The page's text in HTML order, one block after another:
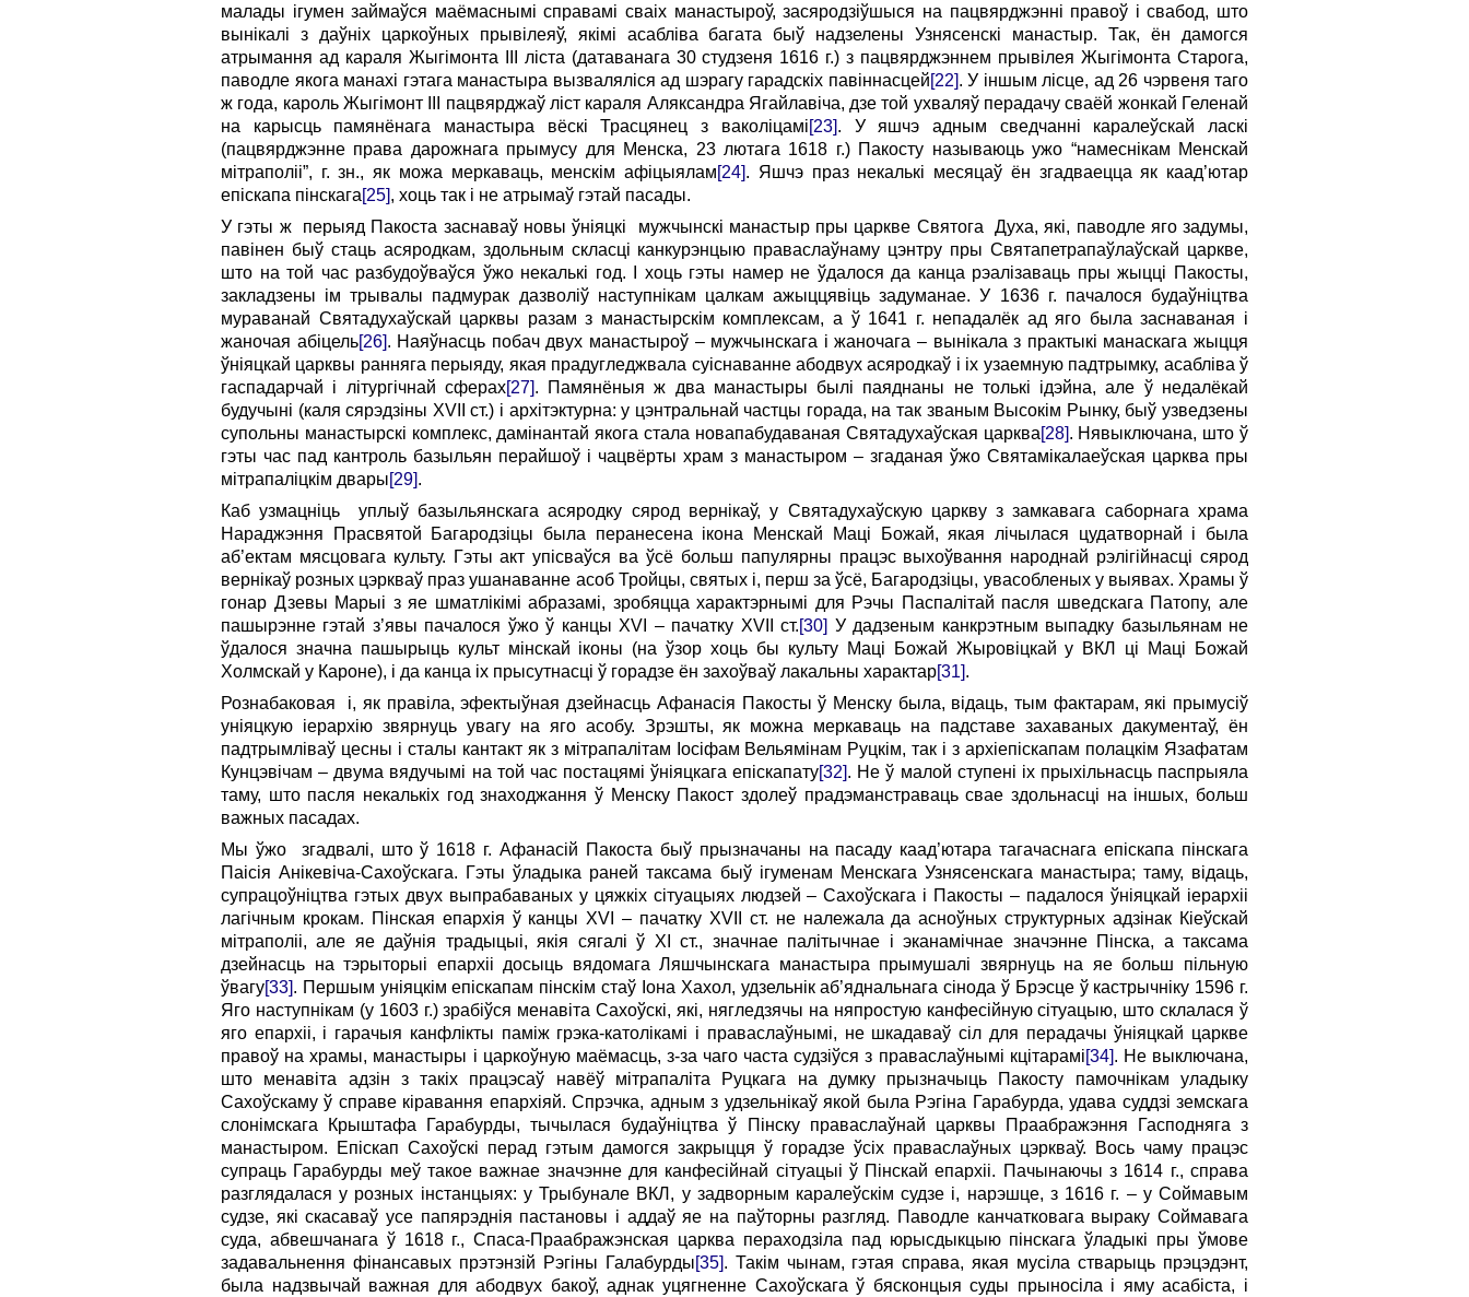
малады ігумен займаўся маёмаснымі справамі сваіх манастыроў, засяродзіўшыся на пацвярджэнні правоў і свабод, што
вынікалі з даўніх царкоўных прывілеяў, якімі асабліва багата быў надзелены Узнясенскі манастыр. Так, ён дамогся
атрымання ад караля Жыгімонта III ліста (датаванага 30 студзеня 1616 г.) з пацвярджэннем прывілея Жыгімонта Старога,
паводле якога манахі гэтага манастыра вызваляліся ад шэрагу гарадскіх павіннасцей[22]. У іншым лісце, ад 26 чэрвеня таго
ж года, кароль Жыгімонт III пацвярджаў ліст караля Аляксандра Ягайлавіча, дзе той ухваляў перадачу сваёй жонкай Геленай
на карысць памянёнага манастыра вёскі Трасцянец з ваколіцамі[23]. У яшчэ адным сведчанні каралеўскай ласкі
(пацвярджэнне права дарожнага прымусу для Менска, 23 лютага 1618 г.) Пакосту называюць ужо “намеснікам Менскай
мітраполіі”, г. зн., як можа меркаваць, менскім афіцыялам[24]. Яшчэ праз некалькі месяцаў ён згадваецца як каад’ютар
епіскапа пінскага[25], хоць так і не атрымаў гэтай пасады.
У гэты ж перыяд Пакоста заснаваў новы ўніяцкі мужчынскі манастыр пры царкве Святога Духа, які, паводле яго задумы,
павінен быў стаць асяродкам, здольным скласці канкурэнцыю праваслаўнаму цэнтру пры Святапетрапаўлаўскай царкве,
што на той час разбудоўваўся ўжо некалькі год. І хоць гэты намер не ўдалося да канца рэалізаваць пры жыцці Пакосты,
закладзены ім трывалы падмурак дазволіў наступнікам цалкам ажыццявіць задуманае. У 1636 г. пачалося будаўніцтва
мураванай Святадухаўскай царквы разам з манастырскім комплексам, а ў 1641 г. непадалёк ад яго была заснаваная і
жаночая абіцель[26]. Наяўнасць побач двух манастыроў – мужчынскага і жаночага – вынікала з практыкі манаскага жыцця
ўніяцкай царквы ранняга перыяду, якая прадугледжвала суіснаванне абодвух асяродкаў і іх узаемную падтрымку, асабліва ў
гаспадарчай і літургічнай сферах[27]. Памянёныя ж два манастыры былі паяднаны не толькі ідэйна, але ў недалёкай
будучыні (каля сярэдзіны XVII ст.) і архітэктурна: у цэнтральнай частцы горада, на так званым Высокім Рынку, быў узведзены
супольны манастырскі комплекс, дамінантай якога стала новапабудаваная Святадухаўская царква[28]. Нявыключана, што ў
гэты час пад кантроль базыльян перайшоў і чацвёрты храм з манастыром – згаданая ўжо Святамікалаеўская царква пры
мітрапаліцкім двары[29].
Каб узмацніць уплыў базыльянскага асяродку сярод вернікаў, у Святадухаўскую царкву з замкавага саборнага храма
Нараджэння Прасвятой Багародзіцы была перанесена ікона Менскай Маці Божай, якая лічылася цудатворнай і была
аб’ектам мясцовага культу. Гэты акт упісваўся ва ўсё больш папулярны працэс выхоўвання народнай рэлігійнасці сярод
вернікаў розных цэркваў праз ушанаванне асоб Тройцы, святых і, перш за ўсё, Багародзіцы, увасобленых у выявах. Храмы ў
гонар Дзевы Марыі з яе шматлікімі абразамі, зробяцца характэрнымі для Рэчы Паспалітай пасля шведскага Патопу, але
пашырэнне гэтай з’явы пачалося ўжо ў канцы XVI – пачатку XVII ст.[30] У дадзеным канкрэтным выпадку базыльянам не
ўдалося значна пашырыць культ мінскай іконы (на ўзор хоць бы культу Маці Божай Жыровіцкай у ВКЛ ці Маці Божай
Холмскай у Кароне), і да канца іх прысутнасці ў горадзе ён захоўваў лакальны характар[31].
Рознабаковая і, як правіла, эфектыўная дзейнасць Афанасія Пакосты ў Менску была, відаць, тым фактарам, які прымусіў
уніяцкую іерархію звярнуць увагу на яго асобу. Зрэшты, як можна меркаваць на падставе захаваных дакументаў, ён
падтрымліваў цесны і сталы кантакт як з мітрапалітам Іосіфам Вельямінам Руцкім, так і з архіепіскапам полацкім Язафатам
Кунцэвічам – двума вядучымі на той час постацямі ўніяцкага епіскапату[32]. Не ў малой ступені іх прыхільнасць паспрыяла
таму, што пасля некалькіх год знаходжання ў Менску Пакост здолеў прадэманстраваць свае здольнасці на іншых, больш
важных пасадах.
Мы ўжо згадвалі, што ў 1618 г. Афанасій Пакоста быў прызначаны на пасаду каад’ютара тагачаснага епіскапа пінскага
Паісія Анікевіча-Сахоўскага. Гэты ўладыка раней таксама быў ігуменам Менскага Узнясенскага манастыра; таму, відаць,
супрацоўніцтва гэтых двух выпрабаваных у цяжкіх сітуацыях людзей – Сахоўскага і Пакосты – падалося ўніяцкай іерархіі
лагічным крокам. Пінская епархія ў канцы XVI – пачатку XVII ст. не належала да асноўных структурных адзінак Кіеўскай
мітраполіі, але яе даўнія традыцыі, якія сягалі ў XI ст., значнае палітычнае і эканамічнае значэнне Пінска, а таксама
дзейнасць на тэрыторыі епархіі досыць вядомага Ляшчынскага манастыра прымушалі звярнуць на яе больш пільную
ўвагу[33]. Першым уніяцкім епіскапам пінскім стаў Іона Хахол, удзельнік аб’яднальнага сінода ў Брэсце ў кастрычніку 1596 г.
Яго наступнікам (у 1603 г.) зрабіўся менавіта Сахоўскі, які, нягледзячы на няпростую канфесійную сітуацыю, што склалася ў
яго епархіі, і гарачыя канфлікты паміж грэка-католікамі і праваслаўнымі, не шкадаваў сіл для перадачы ўніяцкай царкве
правоў на храмы, манастыры і царкоўную маёмасць, з-за чаго часта судзіўся з праваслаўнымі кцітарамі[34]. Не выключана,
што менавіта адзін з такіх працэсаў навёў мітрапаліта Руцкага на думку прызначыць Пакосту памочнікам уладыку
Сахоўскаму ў справе кіравання епархіяй. Спрэчка, адным з удзельнікаў якой была Рэгіна Гарабурда, удава суддзі земскага
слонімскага Крыштафа Гарабурды, тычылася будаўніцтва ў Пінску праваслаўнай царквы Праабражэння Гасподняга з
манастыром. Епіскап Сахоўскі перад гэтым дамогся закрыцця ў горадзе ўсіх праваслаўных цэркваў. Вось чаму працэс
супраць Гарабурды меў такое важнае значэнне для канфесійнай сітуацыі ў Пінскай епархіі. Пачынаючы з 1614 г., справа
разглядалася у розных інстанцыях: у Трыбунале ВКЛ, у задворным каралеўскім судзе і, нарэшце, з 1616 г. – у Соймавым
судзе, які скасаваў усе папярэднія пастановы і аддаў яе на паўторны разгляд. Паводле канчатковага выраку Соймавага
суда, абвешчанага ў 1618 г., Спаса-Праабражэнская царква пераходзіла пад юрысдыкцыю пінскага ўладыкі пры ўмове
задавальнення фінансавых прэтэнзій Рэгіны Галабурды[35]. Такім чынам, гэтая справа, якая мусіла стварыць прэцэдэнт,
была надзвычай важная для абодвух бакоў, аднак уцягненне Сахоўскага ў бясконцыя суды прыносіла і яму асабіста, і